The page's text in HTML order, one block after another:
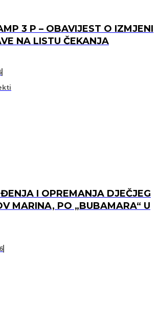
3 P – OBAVIJEST O IZMJENI
NA LISTU ČEKANJA
I OPREMANJA DJEČJEG
MARINA, PO „BUBAMARA“ U